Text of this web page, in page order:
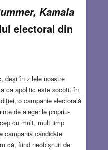
Kamala
electoral din
deşi în zilele noastre
ca apolitic este socotit în
o campanie electorală
de alegerile propriu-
cu mult, mult timp
campania candidatei
că, fiind neobișnuit de